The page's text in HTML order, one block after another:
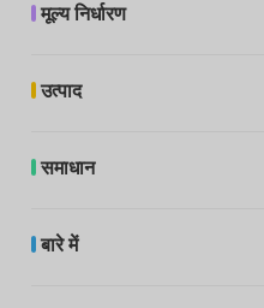
मूल्य निर्धारण
उत्पाद
समाधान
बारे में